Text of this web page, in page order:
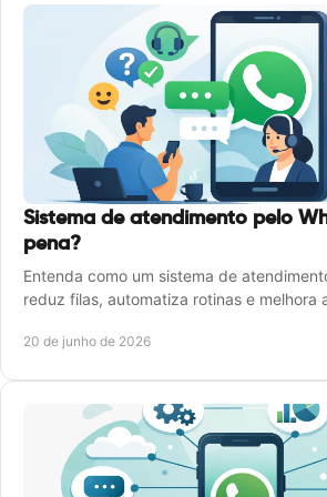
Sistema de atendimento pelo
pena?
Entenda como um sistema de
reduz filas, automatiza rotinas e melhora
20 de junho de 2026